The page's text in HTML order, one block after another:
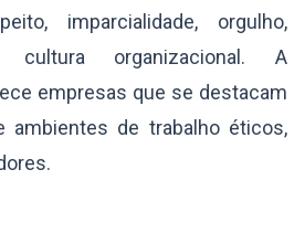
imparcialidade, orgulho,
cultura organizacional. A
empresas que se destacam
ambientes de trabalho éticos,